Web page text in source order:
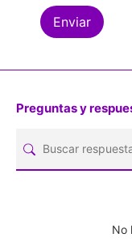
Preguntas y
No